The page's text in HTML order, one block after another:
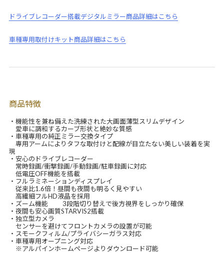
ドライブレコーダー搭載デジタルミラー商品詳細はこちら
車種専用取付けキット商品詳細はこちら
商品特徴
・機能性を兼ね備えた洗練された大画面薄型スリムデザイン
愛車に調和するカーブ形状と絶妙な質感
・車種専用の純正ミラー交換タイプ
専用アームによりタフな取付けと配線が目立たない美しい装着を実
現
・安心のドライブレコーダー
常時録画/衝撃録画/手動録画/駐車録画に対応
低電圧OFF機能を搭載
・フルラミネーションディスプレイ
従来比1.6倍！昼間も夜間も明るく見やすい
高繊細フルHD液晶を採用
・ズーム機能 3段階切り替えで後方視界をしっかり確保
・夜間も安心画質STARVIS2搭載
・独立型カメラ
センサーを避けてフロントカメラの設置が可能
・スモークフィルム/プライバシーガラス対応
・車種専用オープニング対応
※アルパインホームページよりダウンロード可能